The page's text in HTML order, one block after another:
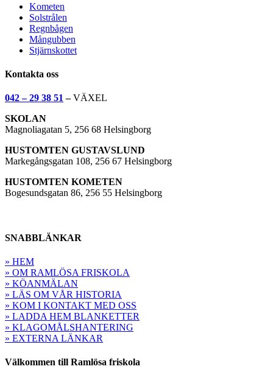
Kometen
Solstrålen
Regnbågen
Mångubben
Stjärnskottet
Kontakta oss
042 – 29 38 51–VÄXEL
SKOLAN
Magnoliagatan 5, 256 68 Helsingborg
HUSTOMTEN GUSTAVSLUND
Markegångsgatan 108, 256 67 Helsingborg
HUSTOMTEN KOMETEN
Bogesundsgatan 86, 256 55 Helsingborg
SNABBLÄNKAR
» HEM
» OM RAMLÖSA FRISKOLA
» KÖANMÄLAN
» LÄS OM VÅR HISTORIA
» KOM I KONTAKT MED OSS
» LADDA HEM BLANKETTER
» KLAGOMÅLSHANTERING
» EXTERNA LÄNKAR
Välkommen till Ramlösa friskola